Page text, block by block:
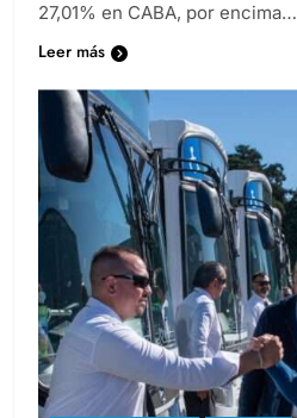
27,01% en CABA, por encima…
Leer más